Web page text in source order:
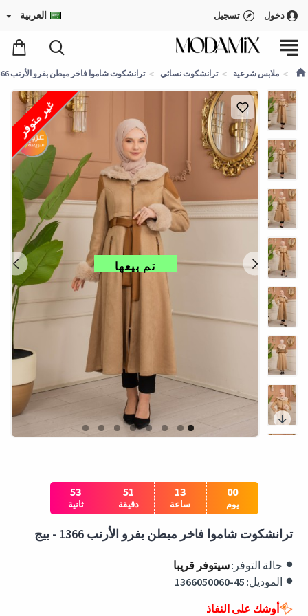
دخول تسجيل العربية
ملابس شرعية ترانشكوت نسائي ترانشكوت شاموا فاخر مبطن بفرو الأرنب 1366 - بيج
تم بيعها
غير متوفر
ترانشكوت شاموا فاخر مبطن بفرو الأرنب 1366 - بيج
حالة التوفر:سيتوفر قريبا
الموديل: 1366050060-45
00
يوم
13
ساعة
51
دقيقة
52
ثانية
أوشك على النفاذ